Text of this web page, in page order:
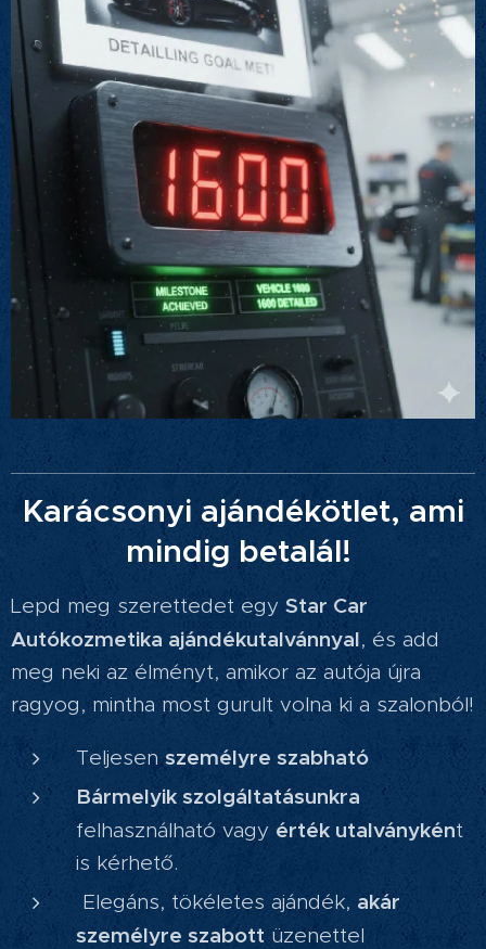
Karácsonyi ajándékötlet, ami
mindig betalál!
Lepd meg szerettedet egy Star Car
Autókozmetika ajándékutalvánnyal, és add
meg neki az élményt, amikor az autója újra
ragyog, mintha most gurult volna ki a szalonból!
Teljesenszemélyre szabható
Bármelyik szolgáltatásunkra
felhasználható vagy érték utalványként
is kérhető.
Elegáns, tökéletes ajándék, akár
személyre szabott üzenettel